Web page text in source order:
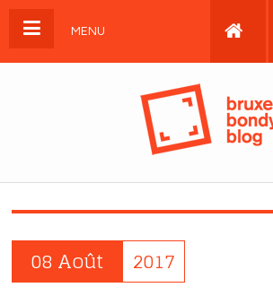
MENU
08 Août 2017